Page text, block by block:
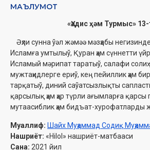
МАЪЛУМОТ
«Ҳәдис ҳәм Турмыс»
Əҳли сунна ўәл жəмəə мәзҳабы
Исламға умтылыў, Қуран ҳәм сүннетти
Исламый мәрипат таратыў, салафи солиҳ
мужтаҳидлерге ериў, кең пейиллик ҳәм
тарқатыў, диний саўатсызлықты
қарсылық ҳәм ҳәр түрли ағымларға қарсы
мутаасиблик ҳәм бидъат-хурофатларды
Муаллиф: Шайх Муҳаммад Содиқ
Нашриёт: «Hilol» нашриёт-матбааси
Сана: 2021 йил